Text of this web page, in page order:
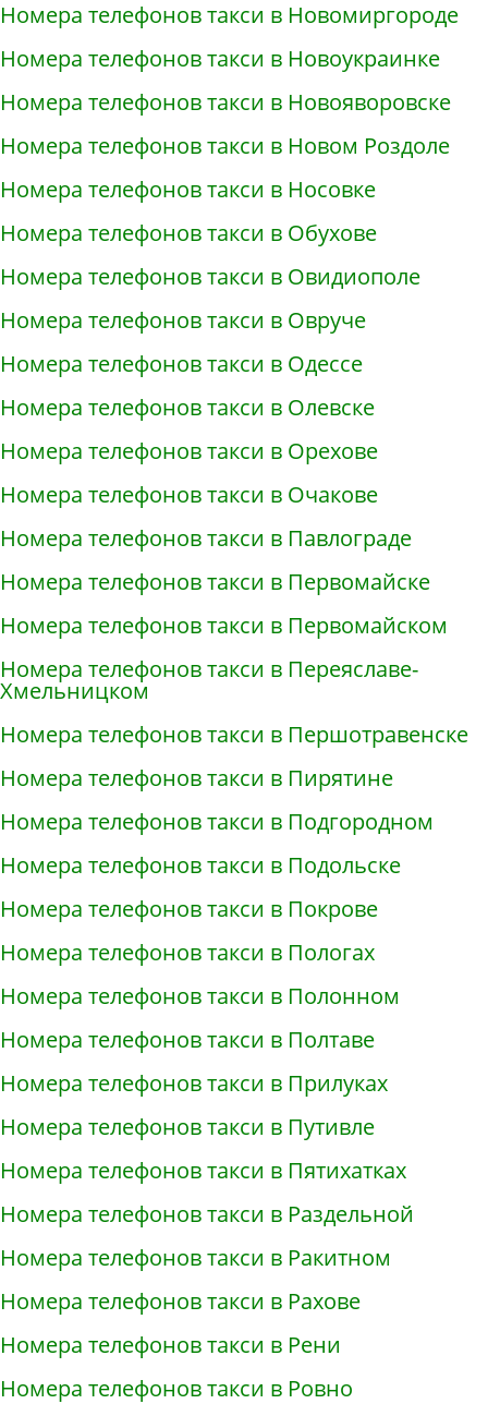
Номера телефонов такси в Новомиргороде
Номера телефонов такси в Новоукраинке
Номера телефонов такси в Новояворовске
Номера телефонов такси в Новом Роздоле
Номера телефонов такси в Носовке
Номера телефонов такси в Обухове
Номера телефонов такси в Овидиополе
Номера телефонов такси в Овруче
Номера телефонов такси в Одессе
Номера телефонов такси в Олевске
Номера телефонов такси в Орехове
Номера телефонов такси в Очакове
Номера телефонов такси в Павлограде
Номера телефонов такси в Первомайске
Номера телефонов такси в Первомайском
Номера телефонов такси в Переяславе-
Хмельницком
Номера телефонов такси в Першотравенске
Номера телефонов такси в Пирятине
Номера телефонов такси в Подгородном
Номера телефонов такси в Подольске
Номера телефонов такси в Покрове
Номера телефонов такси в Пологах
Номера телефонов такси в Полонном
Номера телефонов такси в Полтаве
Номера телефонов такси в Прилуках
Номера телефонов такси в Путивле
Номера телефонов такси в Пятихатках
Номера телефонов такси в Раздельной
Номера телефонов такси в Ракитном
Номера телефонов такси в Рахове
Номера телефонов такси в Рени
Номера телефонов такси в Ровно